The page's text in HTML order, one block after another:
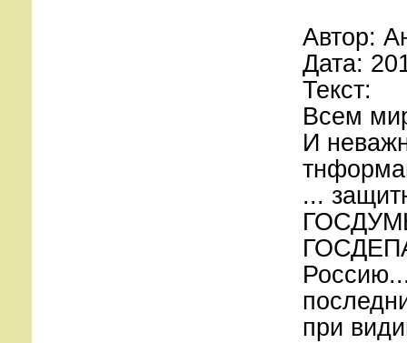
Автор:
Дата:
Текст:
Всем
И
...
при